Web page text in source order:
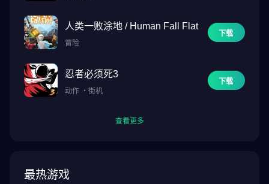
人类一败涂地 / Human Fall Flat
冒险
下载
忍者必须死3
动作 ・ 街机
下载
查看更多
最热游戏